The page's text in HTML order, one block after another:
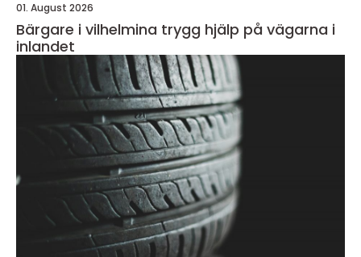
01. August 2026
Bärgare i vilhelmina trygg hjälp på vägarna i
inlandet